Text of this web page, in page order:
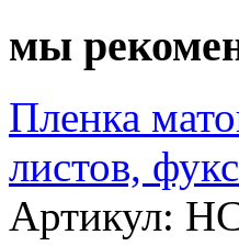
мы
Пленка
листов,
Артикул: